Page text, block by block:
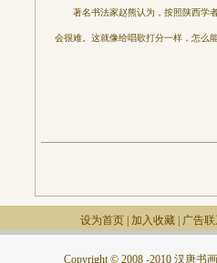
著名书法家赵熊认为，按照陕西学者
会很难。这就像给唱歌打分一样，怎么
设为首页 加入收藏 广告
Copyright © 2008 -2010 汉唐书